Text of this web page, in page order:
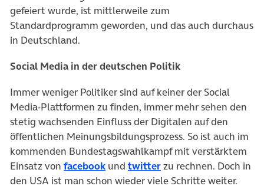
gefeiert wurde, ist mittlerweile zum
Standardprogramm geworden, und das auch durchaus
in Deutschland.
Social Media in der deutschen Politik
Immer weniger Politiker sind auf keiner der Social
Media-Plattformen zu finden, immer mehr sehen den
stetig wachsenden Einfluss der Digitalen auf den
öffentlichen Meinungsbildungsprozess. So ist auch im
kommenden Bundestagswahlkampf mit verstärktem
Einsatz von facebook und twitterzu rechnen. Doch in
den USA ist man schon wieder viele Schritte weiter.